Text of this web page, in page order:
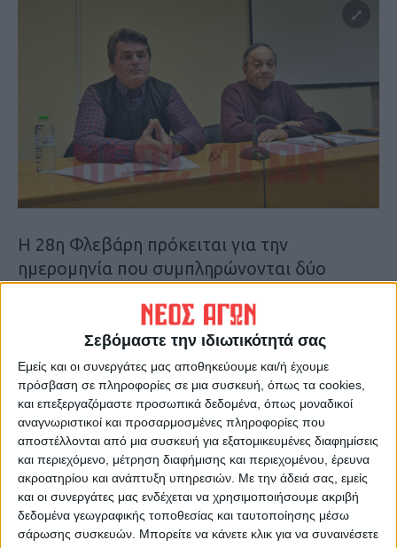
Σεβόμαστε την ιδιωτικότητά σας
Εμείς και οι συνεργάτες μας αποθηκεύουμε και/ή έχουμε
πρόσβαση σε πληροφορίες σε μια συσκευή, όπως τα cookies,
και επεξεργαζόμαστε προσωπικά δεδομένα, όπως μοναδικοί
αναγνωριστικοί και προσαρμοσμένες πληροφορίες που
αποστέλλονται από μια συσκευή για εξατομικευμένες διαφημίσεις
και περιεχόμενο, μέτρηση διαφήμισης και περιεχομένου, έρευνα
ακροατηρίου και ανάπτυξη υπηρεσιών. Με την άδειά σας, εμείς
και οι συνεργάτες μας ενδέχεται να χρησιμοποιήσουμε ακριβή
δεδομένα γεωγραφικής τοποθεσίας και ταυτοποίησης μέσω
σάρωσης συσκευών. Μπορείτε να κάνετε κλικ για να συναινέσετε
Η 28η Φλεβάρη πρόκειται για την
ημερομηνία που συμπληρώνονται δύο
κόστισε τη ζωή σε 57 ανθρώπους. Οι
εκπρόσωποι των φορέων απηύθυναν
κάλεσμα προς όλους τους φορείς,
σωματεία, συλλογικότητες αλλά και απλό
κόσμο να συμμετάσχουν στην απεργία,
προκειμένου να «μην υπάρξει καμιά
συγκάλυψη στο έγκλημα, στις αιτίες και
τους αυτουργούς και να αποδοθεί
δικαιοσύνη».